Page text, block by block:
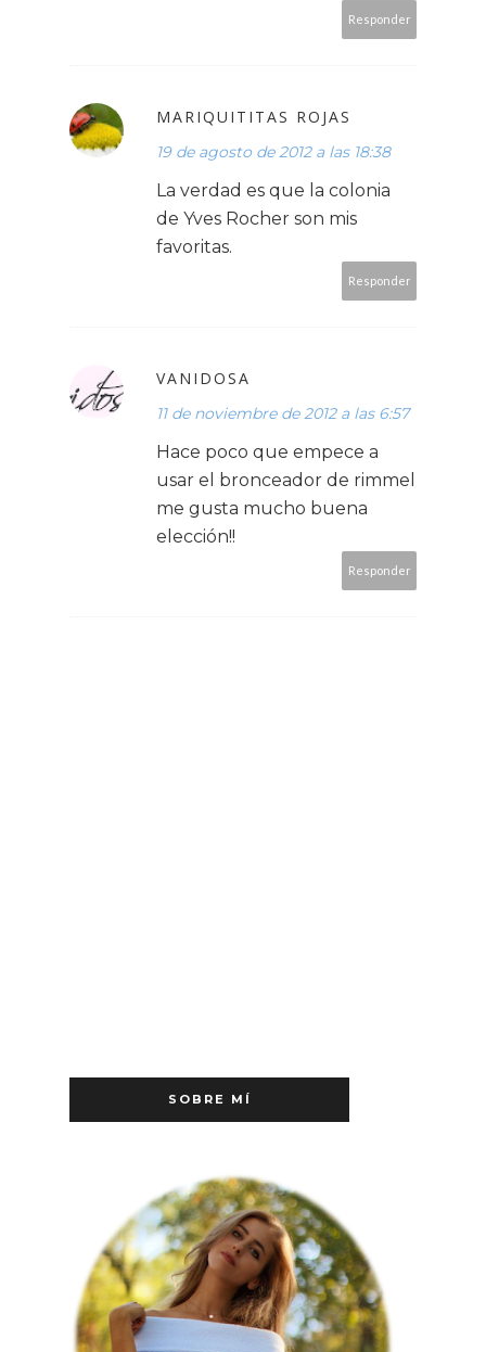
Responder
MARIQUITITAS ROJAS
19 de agosto de 2012 a las 18:38
La verdad es que la colonia
de Yves Rocher son mis
favoritas.
Responder
VANIDOSA
11 de noviembre de 2012 a las 6:57
Hace poco que empece a
usar el bronceador de rimmel
me gusta mucho buena
elección!!
Responder
SOBRE MÍ